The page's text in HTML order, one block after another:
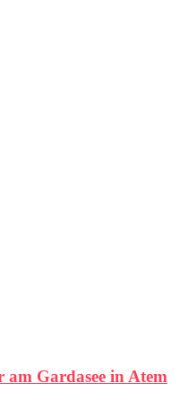
Gardasee in Atem